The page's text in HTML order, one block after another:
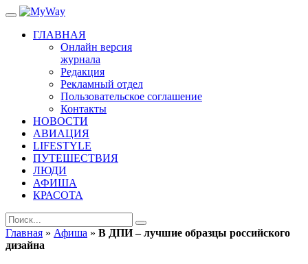
ГЛАВНАЯ
Онлайн версия
журнала
Редакция
Рекламный отдел
Пользовательское соглашение
Контакты
НОВОСТИ
АВИАЦИЯ
LIFESTYLE
ПУТЕШЕСТВИЯ
ЛЮДИ
АФИША
КРАСОТА
Главная » Афиша » В ДПИ – лучшие образцы российского
дизайна